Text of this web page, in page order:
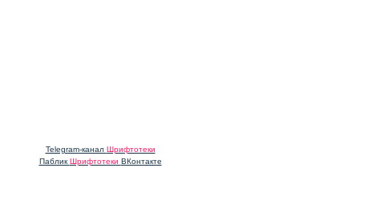
Telegram-канал Шрифтотеки
Паблик Шрифтотеки ВКонтакте